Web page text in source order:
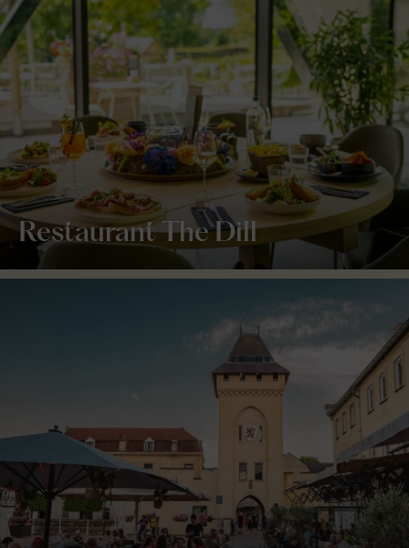
Restaurant The Dill